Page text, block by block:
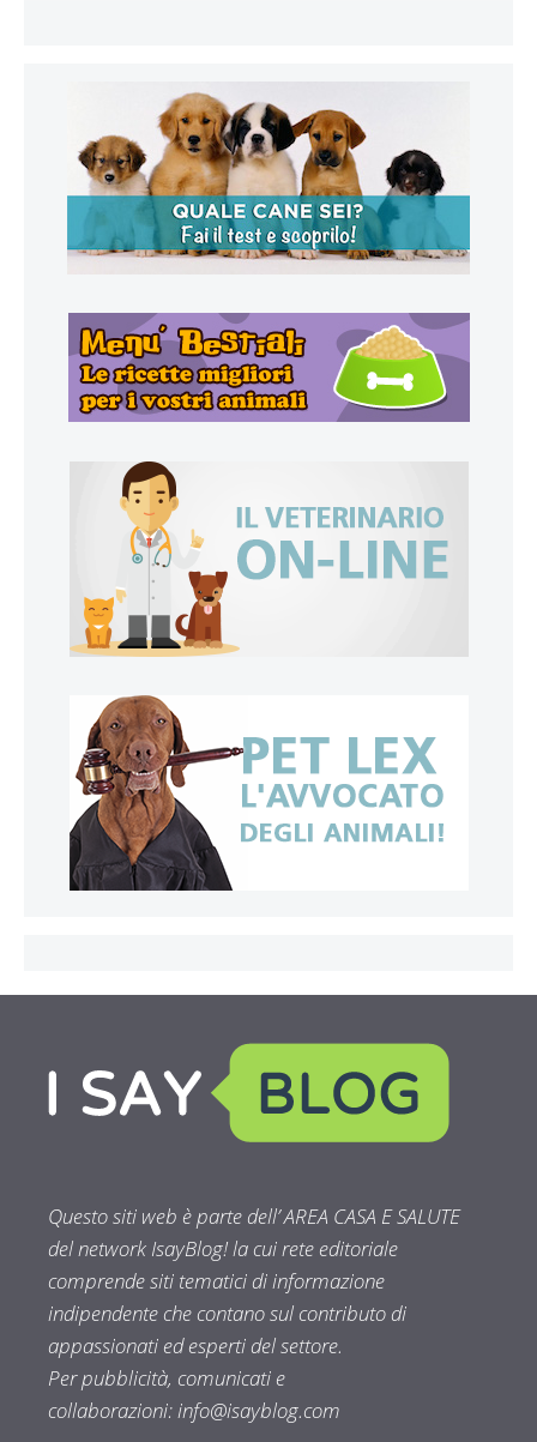
Questo siti web è parte dell’ AREA CASA E SALUTE
del network IsayBlog! la cui rete editoriale
comprende siti tematici di informazione
indipendente che contano sul contributo di
appassionati ed esperti del settore.
Per pubblicità, comunicati e
collaborazioni:info@isayblog.com